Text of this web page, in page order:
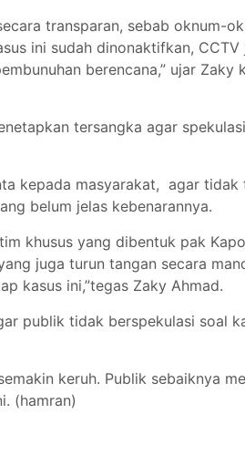
transparan, sebab oknum-
ini sudah dinonaktifkan, CCTV
berencana,” ujar Zaky
tersangka agar
kepada masyarakat, agar
belum jelas kebenarannya.
khusus yang dibentuk pak
juga turun tangan secara
kasus ini,”tegas Zaky Ahmad.
publik tidak berspekulasi soal
keruh. Publik sebaiknya
(hamran)